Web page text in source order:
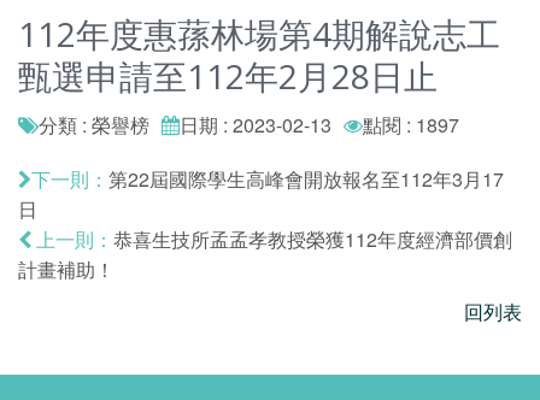
112年度惠蓀林場第4期解說志工
甄選申請至112年2月28日止
分類 : 榮譽榜 日期 : 2023-02-13 點閱 : 1897
下一則： 第22屆國際學生高峰會開放報名至112年3月17
日
上一則： 恭喜生技所孟孟孝教授榮獲112年度經濟部價創
計畫補助！
回列表